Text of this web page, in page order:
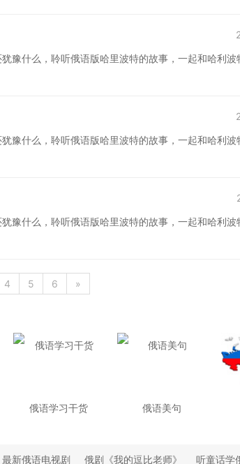
豫什么，聆听俄语版哈里波特的故事，一起和哈利波
豫什么，聆听俄语版哈里波特的故事，一起和哈利波
豫什么，聆听俄语版哈里波特的故事，一起和哈利波
4 5 6 »
俄语学习干货 俄语美句
最新俄语电视剧 俄剧《我的逗比老师》 听童话学